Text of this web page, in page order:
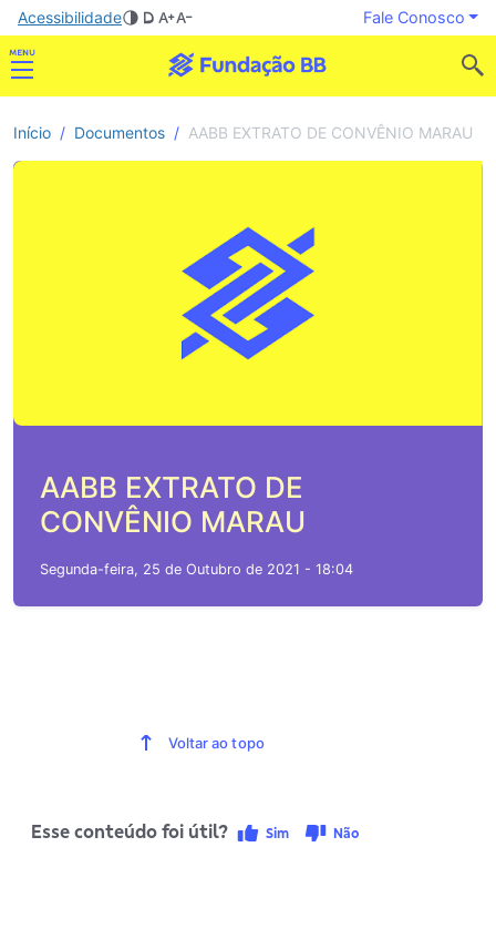
Acessibilidade Fale Conosco
Início Documentos AABB EXTRATO DE CONVÊNIO MARAU
AABB EXTRATO DE
CONVÊNIO MARAU
Segunda-feira, 25 de Outubro de 2021 - 18:04
Voltar ao topo
Esse conteúdo foi útil? Sim Não